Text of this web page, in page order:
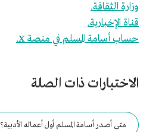
وزارة الثقافة.
قناة الإخبارية.
حساب أسامة المسلم في منصة X.
الاختبارات ذات الصلة
متى أصدر أسامة المسلم أول أعماله الأدبية؟